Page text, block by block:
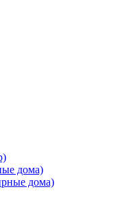
дома)
дома)